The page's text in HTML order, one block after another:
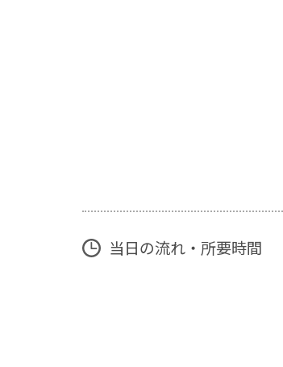
当日の流れ・所要時間